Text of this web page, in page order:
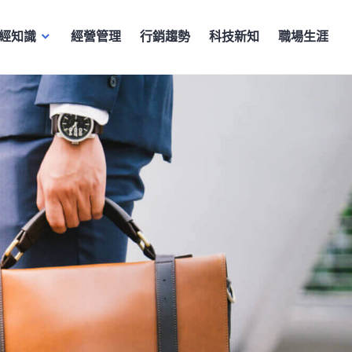
知識 經營管理 行銷趨勢 科技新知 職場生涯